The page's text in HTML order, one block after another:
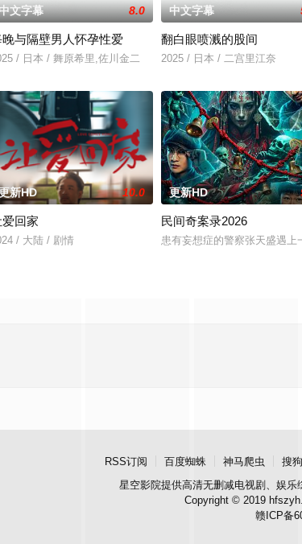
文字幕 8.0
晚与隔壁男人怀孕性爱
/ 日本 / 舞原希里,佐川金二
中文字幕
翻白眼喷溅的股间
2025 / 日本 / 二宫里江奈
余公斤毒品来云交易，火速成立“斩毒行动”专案组，借调警员
新HD 10.0
回家
/ 大陆 / 剧情
更新HD
民间奇案录2026
患有妄想症的警察张天盛遇上
RSS订阅 百度蜘蛛 神马爬虫 搜
星空影院提供高清无删减电视剧、娱乐
Copyright © 2019
赣ICP备